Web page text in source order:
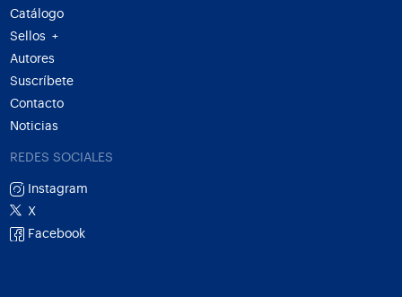
Catálogo
Sellos
+
Autores
Suscríbete
Contacto
Noticias
REDES SOCIALES
Instagram
X
Facebook